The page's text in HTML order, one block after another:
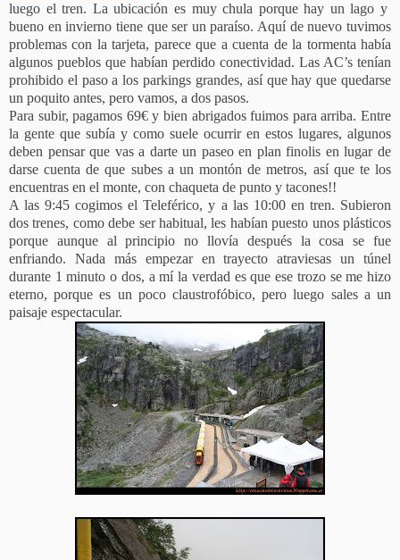
luego el tren. La ubicación es muy chula porque hay un lago y
bueno en invierno tiene que ser un paraíso. Aquí de nuevo tuvimos
problemas con la tarjeta, parece que a cuenta de la tormenta había
algunos pueblos que habían perdido conectividad. Las AC’s tenían
prohibido el paso a los parkings grandes, así que hay que quedarse
un poquito antes, pero vamos, a dos pasos.
Para subir, pagamos 69€ y bien abrigados fuimos para arriba. Entre
la gente que subía y como suele ocurrir en estos lugares, algunos
deben pensar que vas a darte un paseo en plan finolis en lugar de
darse cuenta de que subes a un montón de metros, así que te los
encuentras en el monte, con chaqueta de punto y tacones!!
A las 9:45 cogimos el Teleférico, y a las 10:00 en tren. Subieron
dos trenes, como debe ser habitual, les habían puesto unos plásticos
porque aunque al principio no llovía después la cosa se fue
enfriando. Nada más empezar en trayecto atraviesas un túnel
durante 1 minuto o dos, a mí la verdad es que ese trozo se me hizo
eterno, porque es un poco claustrofóbico, pero luego sales a un
paisaje espectacular.